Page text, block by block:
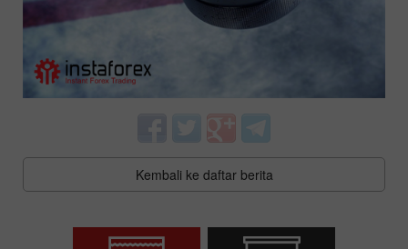
Kembali ke daftar berita